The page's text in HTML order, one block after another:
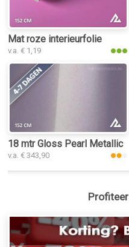
Mat roze interieurfolie
v.a. € 1,19
18 mtr Gloss Pearl Metallic
v.a. € 343,90